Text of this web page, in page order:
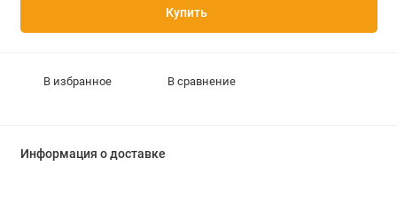
Купить
В избранное В сравнение
Информация о доставке